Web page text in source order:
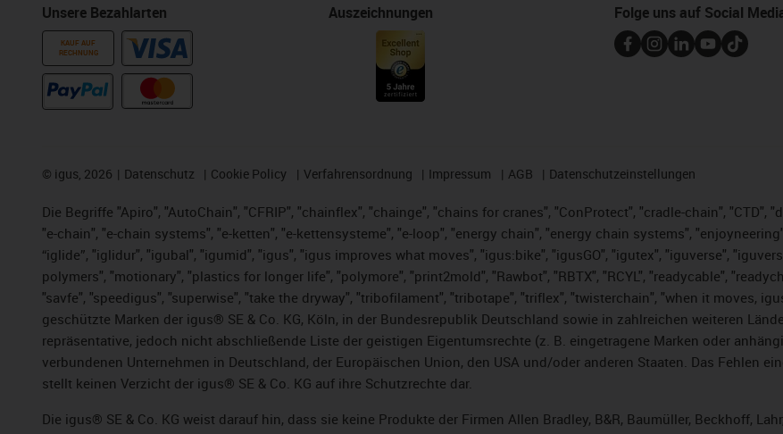
Unsere Bezahlarten
KAUF AUF
RECHNUNG
Auszeichnungen Folge uns auf Social
© igus, 2026 Datenschutz Cookie Policy Verfahrensordnung Impressum AGB Datenschutzeinstellungen
Die Begriffe "Apiro", "AutoChain", "CFRIP", "chainflex", "chainge", "chains for cranes", "ConProtect", "cradle-chain", "CTD",
"e-chain", "e-chain systems", "e-ketten", "e-kettensysteme", "e-loop", "energy chain", "energy chain systems",
“iglide”, "iglidur", "igubal", "igumid", "igus", "igus improves what moves", "igus:bike", "igusGO", "igutex", "iguverse",
polymers", "motionary", "plastics for longer life", "polymore", "print2mold", "Rawbot", "RBTX", "RCYL", "readycable",
"savfe", "speedigus", "superwise", "take the dryway", "tribofilament", "tribotape", "triflex", "twisterchain", "when it moves,
geschützte Marken der igus® SE & Co. KG, Köln, in der Bundesrepublik Deutschland sowie in zahlreichen weiteren
repräsentative, jedoch nicht abschließende Liste der geistigen Eigentumsrechte (z. B. eingetragene Marken oder
verbundenen Unternehmen in Deutschland, der Europäischen Union, den USA und/oder anderen Staaten. Das Fehlen
stellt keinen Verzicht der igus® SE & Co. KG auf ihre Schutzrechte dar.
Die igus® SE & Co. KG weist darauf hin, dass sie keine Produkte der Firmen Allen Bradley, B&R, Baumüller, Beckhoff,